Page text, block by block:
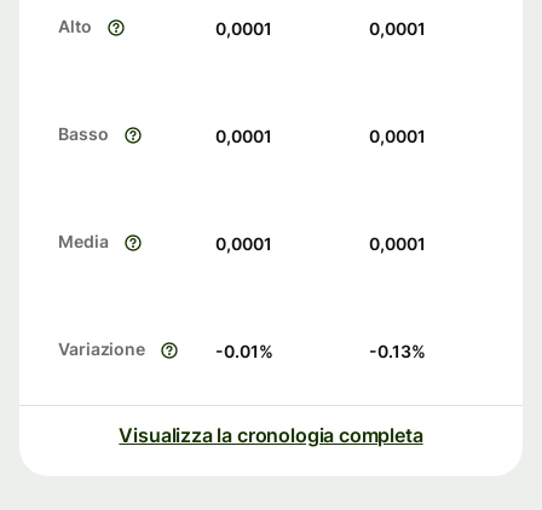
Alto 0,0001 0,0001
Basso 0,0001 0,0001
Media 0,0001 0,0001
Variazione -0.01% -0.13%
Visualizza la cronologia completa